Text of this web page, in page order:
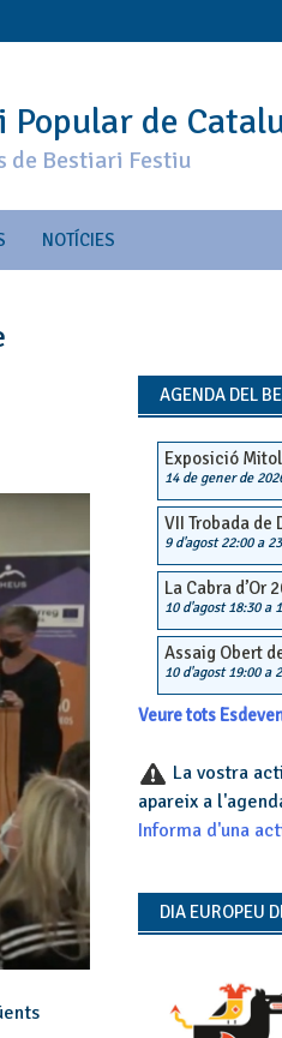
de
de Bestiari Festiu
NOTÍCIES
AGENDA DEL
Exposició
14 de gener de
VII Trobada de
9 d'agost 22:00a
La Cabra d’Or
10 d'agost 18:30a
Assaig Obert
10 d'agost 19:00a
Veure tots
La vostra
apareix a
Informa d'una
DIA EUROPEU